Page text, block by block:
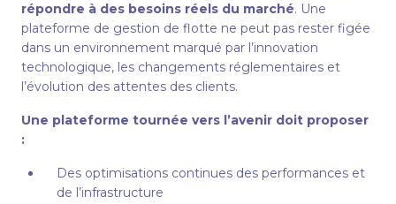
répondre à des besoins réels du marché. Une
plateforme de gestion de flotte ne peut pas rester figée
dans un environnement marqué par l’innovation
technologique, les changements réglementaires et
l’évolution des attentes des clients.
Une plateforme tournée vers l’avenir doit proposer
:
Des optimisations continues des performances et
de l’infrastructure